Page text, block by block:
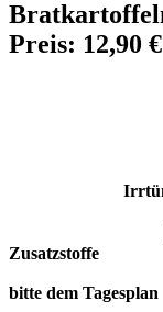
Preis: 12,90 €
Irrtümer und
Zusatzstoffe
und der
bitte dem Tagesplan